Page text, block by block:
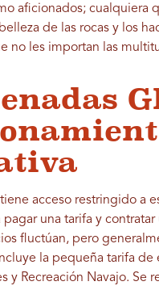
aficionados; cualquiera
de las rocas y los
no les importan las
acceso restringido a
una tarifa y contratar
fluctúan, pero
la pequeña tarifa de
y Recreación Navajo. Se